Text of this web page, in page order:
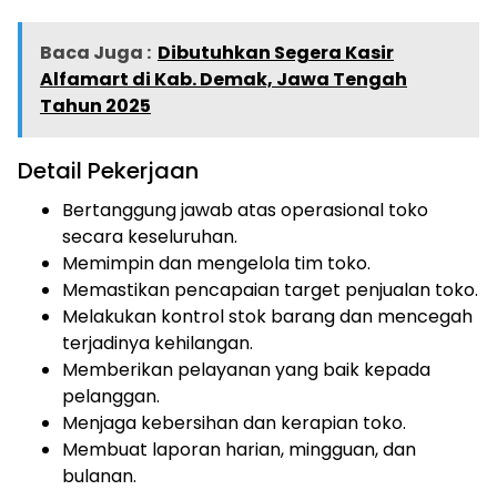
Baca Juga : Dibutuhkan Segera Kasir
Alfamart di Kab. Demak, Jawa Tengah
Tahun 2025
Detail Pekerjaan
Bertanggung jawab atas operasional toko
secara keseluruhan.
Memimpin dan mengelola tim toko.
Memastikan pencapaian target penjualan toko.
Melakukan kontrol stok barang dan mencegah
terjadinya kehilangan.
Memberikan pelayanan yang baik kepada
pelanggan.
Menjaga kebersihan dan kerapian toko.
Membuat laporan harian, mingguan, dan
bulanan.